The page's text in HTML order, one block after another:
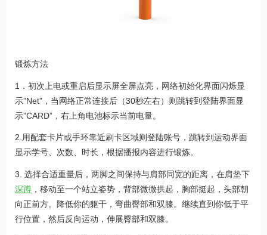
锻炼方法
1．初次上电或重启后显示屏全屏点亮，网络初始化界面闪烁显
示”Net”，当网络正常连接后（30秒左右）则跳转到登陆界面显
示”CARD”，右上角电池标示当前电量。
2.用配套卡片或手环靠近刷卡区域则登陆账号，跳转到运动界面
显示学号、次数、时长，根据播报内容进行锻炼。
3. 选择合适重量后，两脚之间保持与肩部同宽的距离，在肩垫下
深蹲 ，移动至一个站立姿势，背部微微拱起，胸部挺起，头部朝
向正前方。降低你的躯干，弯曲臀部和双膝。继续直到你低于平
行位置，然后反向运动，伸展臀部和双膝。